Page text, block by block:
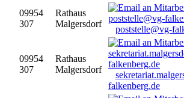
09954
307
Rathaus
Malgersdorf
poststelle@vg-
09954
307
Rathaus
Malgersdorf
falkenberg.de